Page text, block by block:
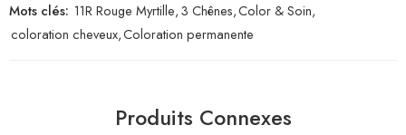
Mots clés: 11R Rouge Myrtille,3 Chênes,Color & Soin,
coloration cheveux,Coloration permanente
Produits Connexes